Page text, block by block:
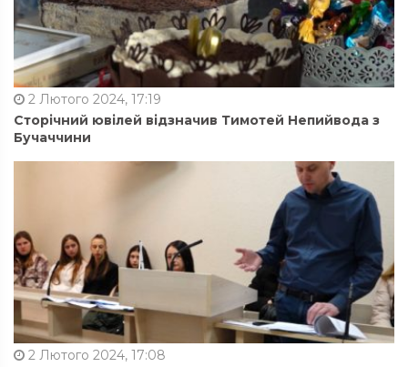
2 Лютого 2024, 17:19
Сторічний ювілей відзначив Тимотей Непийвода з
Бучаччини
2 Лютого 2024, 17:08